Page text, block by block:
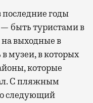
годы
быть туристами в
на выходные в
музеи, в которых
которые
С пляжным
следующий